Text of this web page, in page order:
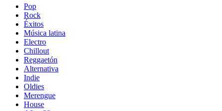
Pop
Rock
Éxitos
Música latina
Electro
Chillout
Reggaetón
Alternativa
Indie
Oldies
Merengue
House